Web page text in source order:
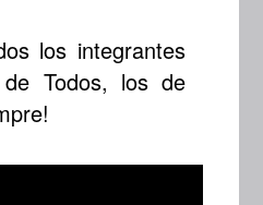
los integrantes
Todos, los de